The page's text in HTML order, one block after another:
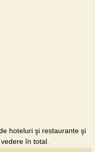
hoteluri şi restaurante şi
în total.